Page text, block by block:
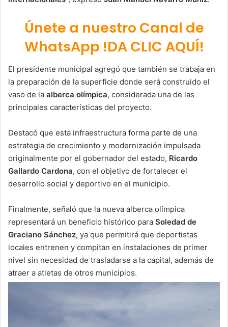
Únete a nuestro Canal de
WhatsApp !DA CLIC AQUÍ!
El presidente municipal agregó que también se trabaja en
la preparación de la superficie donde será construido el
vaso de la alberca olímpica, considerada una de las
principales características del proyecto.
Destacó que esta infraestructura forma parte de una
estrategia de crecimiento y modernización impulsada
originalmente por el gobernador del estado, Ricardo
Gallardo Cardona, con el objetivo de fortalecer el
desarrollo social y deportivo en el municipio.
Finalmente, señaló que la nueva alberca olímpica
representará un beneficio histórico para Soledad de
Graciano Sánchez, ya que permitirá que deportistas
locales entrenen y compitan en instalaciones de primer
nivel sin necesidad de trasladarse a la capital, además de
atraer a atletas de otros municipios.